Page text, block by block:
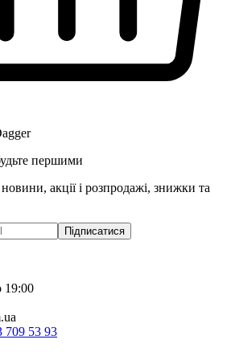
першими
акції і розпродажі, знижки та
Підписатися
19:00
709 53 93